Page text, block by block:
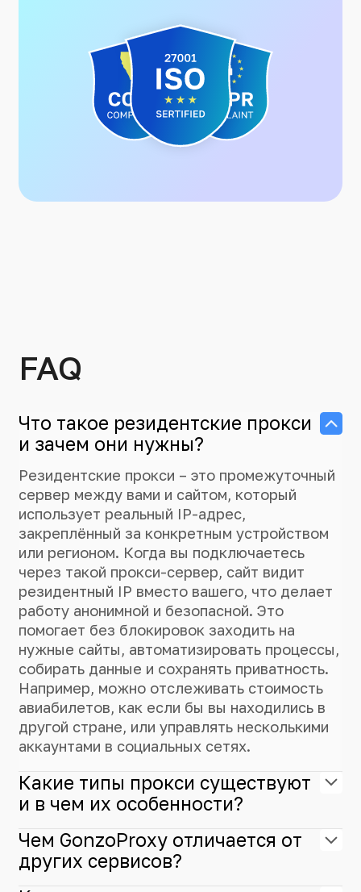
FAQ
Что такое резидентские прокси
и зачем они нужны?
Резидентские прокси – это промежуточный
сервер между вами и сайтом, который
использует реальный IP-адрес,
закреплённый за конкретным устройством
или регионом. Когда вы подключаетесь
через такой прокси-сервер, сайт видит
резидентный IP вместо вашего, что делает
работу анонимной и безопасной. Это
помогает без блокировок заходить на
нужные сайты, автоматизировать процессы,
собирать данные и сохранять приватность.
Например, можно отслеживать стоимость
авиабилетов, как если бы вы находились в
другой стране, или управлять несколькими
аккаунтами в социальных сетях.
Какие типы прокси существуют
и в чем их особенности?
Чем GonzoProxy отличается от
других сервисов?